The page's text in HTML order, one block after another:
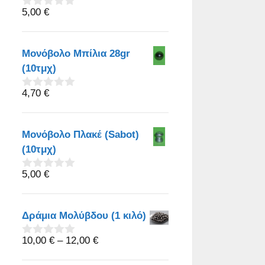
0
u
o
f
5
5,00 €
Μονόβολο Μπίλια 28gr
(10τμχ)
0
u
o
f
5
4,70 €
Μονόβολο Πλακέ (Sabot)
(10τμχ)
0
u
o
f
5
5,00 €
Δράμια Μολύβδου (1 κιλό)
0
10,00 € – 12,00 €Price